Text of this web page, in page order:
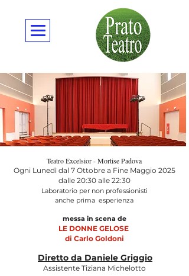
Teatro Excelsior - Mortise Padova
Ogni Lunedì dal 7 Ottobre a Fine Maggio 2025
dalle 20:30 alle 22:30
Laboratorio per non professionisti
anche prima esperienza
messa in scena de
LE DONNE GELOSE
di Carlo Goldoni
Diretto da Daniele Griggio
Assistente Tiziana Michelotto